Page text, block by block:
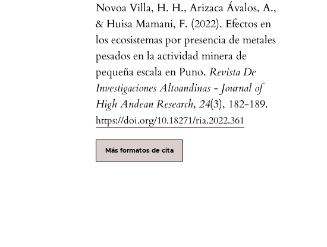
Novoa Villa, H. H., Arizaca Ávalos, A.,
& Huisa Mamani, F. (2022). Efectos en
los ecosistemas por presencia de metales
pesados en la actividad minera de
pequeña escala en Puno.Revista De
Investigaciones Altoandinas - Journal of
High Andean Research,24(3), 182-189.
https://doi.org/10.18271/ria.2022.361
Más formatos de cita